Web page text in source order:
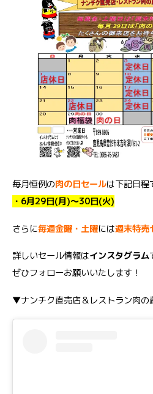
毎月恒例の肉の日セールは下記日程
・6月29日(月)～30日(火)
さらに毎週金曜・土曜には週末特売
詳しいセール情報はインスタグラム
ぜひフォローお願いいたします！
▼ナンチク直売店＆レストラン肉